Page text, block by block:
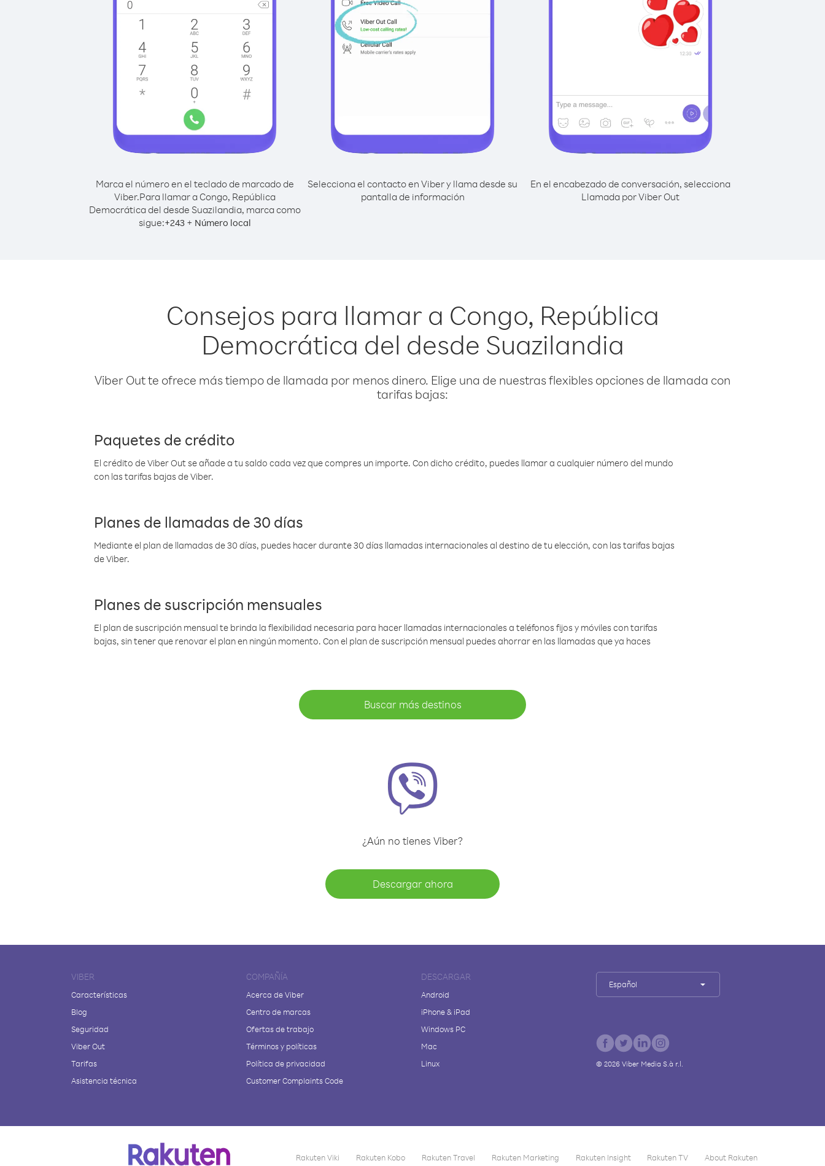
Marca el número en el teclado de marcado de
Viber.Para llamar a Congo, República
Democrática del desde Suazilandia, marca como
sigue:+243+ Número local
Selecciona el contacto en Viber y llama desde su
pantalla de información
En el encabezado de conversación, selecciona
Llamada por Viber Out
Consejos para llamar a Congo, República
Democrática del desde Suazilandia
Viber Out te ofrece más tiempo de llamada por menos dinero. Elige una de nuestras flexibles opciones de llamada con
tarifas bajas:
Paquetes de crédito
El crédito de Viber Out se añade a tu saldo cada vez que compres un importe. Con dicho crédito, puedes llamar a cualquier número del mundo
con las tarifas bajas de Viber.
Planes de llamadas de 30 días
Mediante el plan de llamadas de 30 días, puedes hacer durante 30 días llamadas internacionales al destino de tu elección, con las tarifas bajas
de Viber.
Planes de suscripción mensuales
El plan de suscripción mensual te brinda la flexibilidad necesaria para hacer llamadas internacionales a teléfonos fijos y móviles con tarifas
bajas, sin tener que renovar el plan en ningún momento. Con el plan de suscripción mensual puedes ahorrar en las llamadas que ya haces
Buscar más destinos
¿Aún no tienes Viber?
Descargar ahora
VIBER
Características
Blog
Seguridad
Viber Out
Tarifas
Asistencia técnica
COMPAÑÍA
Acerca de Viber
Centro de marcas
Ofertas de trabajo
Términos y políticas
Política de privacidad
Customer Complaints Code
DESCARGAR
Android
iPhone & iPad
Windows PC
Mac
Linux
Español
© 2026 Viber Media S.à r.l.
Rakuten Viki Rakuten Kobo Rakuten Travel Rakuten Marketing Rakuten Insight Rakuten TV About Rakuten